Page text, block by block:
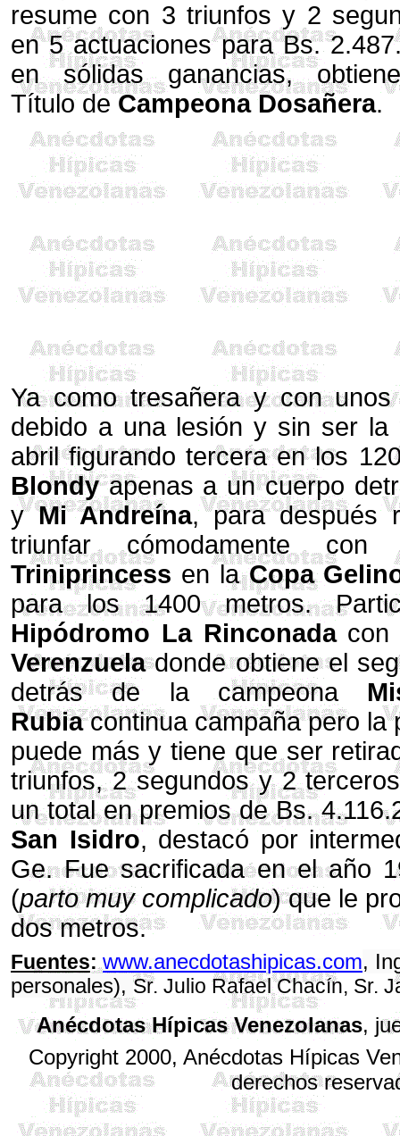
resume con 3 triunfos y 2
en 5 actuaciones para Bs.
en sólidas ganancias,
Título deCampeona Dosañera.
Ya como tresañera y con
debido a una lesión y sin ser la
abril figurando tercera en los
Blondyapenas a un cuerpo
yMi Andreína, para después
triunfar cómodamente
Triniprincess en laCopa
para los 1400 metros.
Hipódromo La Rinconadacon
Verenzueladonde obtiene el
detrás de la campeona
Rubiacontinua campaña pero la
puede más y tiene que ser
triunfos, 2 segundos y 2
un total en premios de Bs.
San Isidro, destacó por
Ge. Fue sacrificada en el año
(parto muy complicado) que le
dos metros.
Fuentes: www.anecdotashipicas.com,
personales), Sr. Julio Rafael Chacín, Sr.
Anécdotas Hípicas Venezolanas,
Copyright 2000, Anécdotas Hípicas
derechos